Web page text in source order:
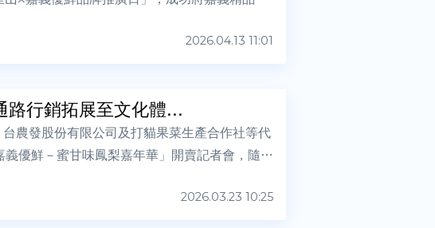
2026.04.13 11:01
路行銷拓展至文化體...
2026.03.23 10:25
農發股份有限公司及打貓果菜生產合作社等代
優鮮－蜜甘味鳳梨嘉年華」開賣記者會，隨後